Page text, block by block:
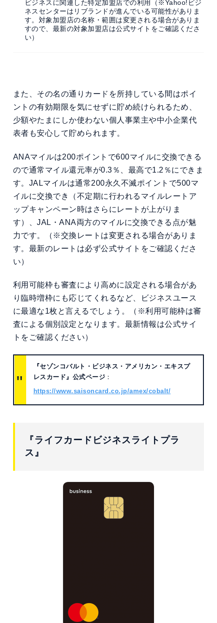
ビジネスに関連した特定加盟店での利用（※Yahoo!ビジ
ネスセンターはリブランドが進んでいる可能性がありま
す。対象加盟店の名称・範囲は変更される場合がありま
すので、最新の対象加盟店は公式サイトをご確認くださ
い）
また、その名の通りカードを所持している間はポイ
ントの有効期限を気にせずに貯め続けられるため、
少額やたまにしか使わない個人事業主や中小企業代
表者も安心して貯められます。
ANAマイルは200ポイントで600マイルに交換できる
ので通常マイル還元率が0.3％、最高で1.2％にできま
す。JALマイルは通常200永久不滅ポイントで500マ
イルに交換でき（不定期に行われるマイルレートア
ップキャンペーン時はさらにレートが上がりま
す）、JAL・ANA両方のマイルに交換できる点が魅
力です。（※交換レートは変更される場合がありま
す。最新のレートは必ず公式サイトをご確認くださ
い）
利用可能枠も審査により高めに設定される場合があ
り臨時増枠にも応じてくれるなど、ビジネスユース
に最適な1枚と言えるでしょう。（※利用可能枠は審
査による個別設定となります。最新情報は公式サイ
トをご確認ください）
『セゾンコバルト・ビジネス・アメリカン・エキスプ
レスカード』公式ページ ：
https://www.saisoncard.co.jp/amex/cobalt/
『ライフカードビジネスライトプラ
ス』